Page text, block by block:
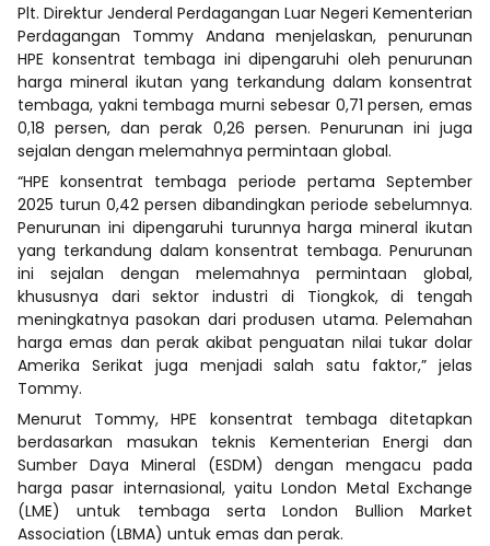
Plt. Direktur Jenderal Perdagangan Luar Negeri Kementerian
Perdagangan Tommy Andana menjelaskan, penurunan
HPE konsentrat tembaga ini dipengaruhi oleh penurunan
harga mineral ikutan yang terkandung dalam konsentrat
tembaga, yakni tembaga murni sebesar 0,71 persen, emas
0,18 persen, dan perak 0,26 persen. Penurunan ini juga
sejalan dengan melemahnya permintaan global.
“HPE konsentrat tembaga periode pertama September
2025 turun 0,42 persen dibandingkan periode sebelumnya.
Penurunan ini dipengaruhi turunnya harga mineral ikutan
yang terkandung dalam konsentrat tembaga. Penurunan
ini sejalan dengan melemahnya permintaan global,
khususnya dari sektor industri di Tiongkok, di tengah
meningkatnya pasokan dari produsen utama. Pelemahan
harga emas dan perak akibat penguatan nilai tukar dolar
Amerika Serikat juga menjadi salah satu faktor,” jelas
Tommy.
Menurut Tommy, HPE konsentrat tembaga ditetapkan
berdasarkan masukan teknis Kementerian Energi dan
Sumber Daya Mineral (ESDM) dengan mengacu pada
harga pasar internasional, yaitu London Metal Exchange
(LME) untuk tembaga serta London Bullion Market
Association (LBMA) untuk emas dan perak.